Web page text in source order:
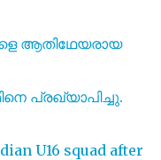
ആതിഥേയരായ
പ്രഖ്യാപിച്ചു.
U16 squad after